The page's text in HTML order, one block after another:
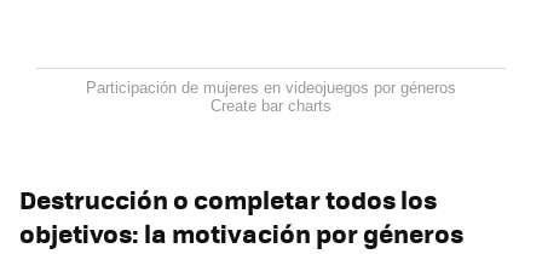
Participación de mujeres en videojuegos por géneros
Create bar charts
Destrucción o completar todos los
objetivos: la motivación por géneros